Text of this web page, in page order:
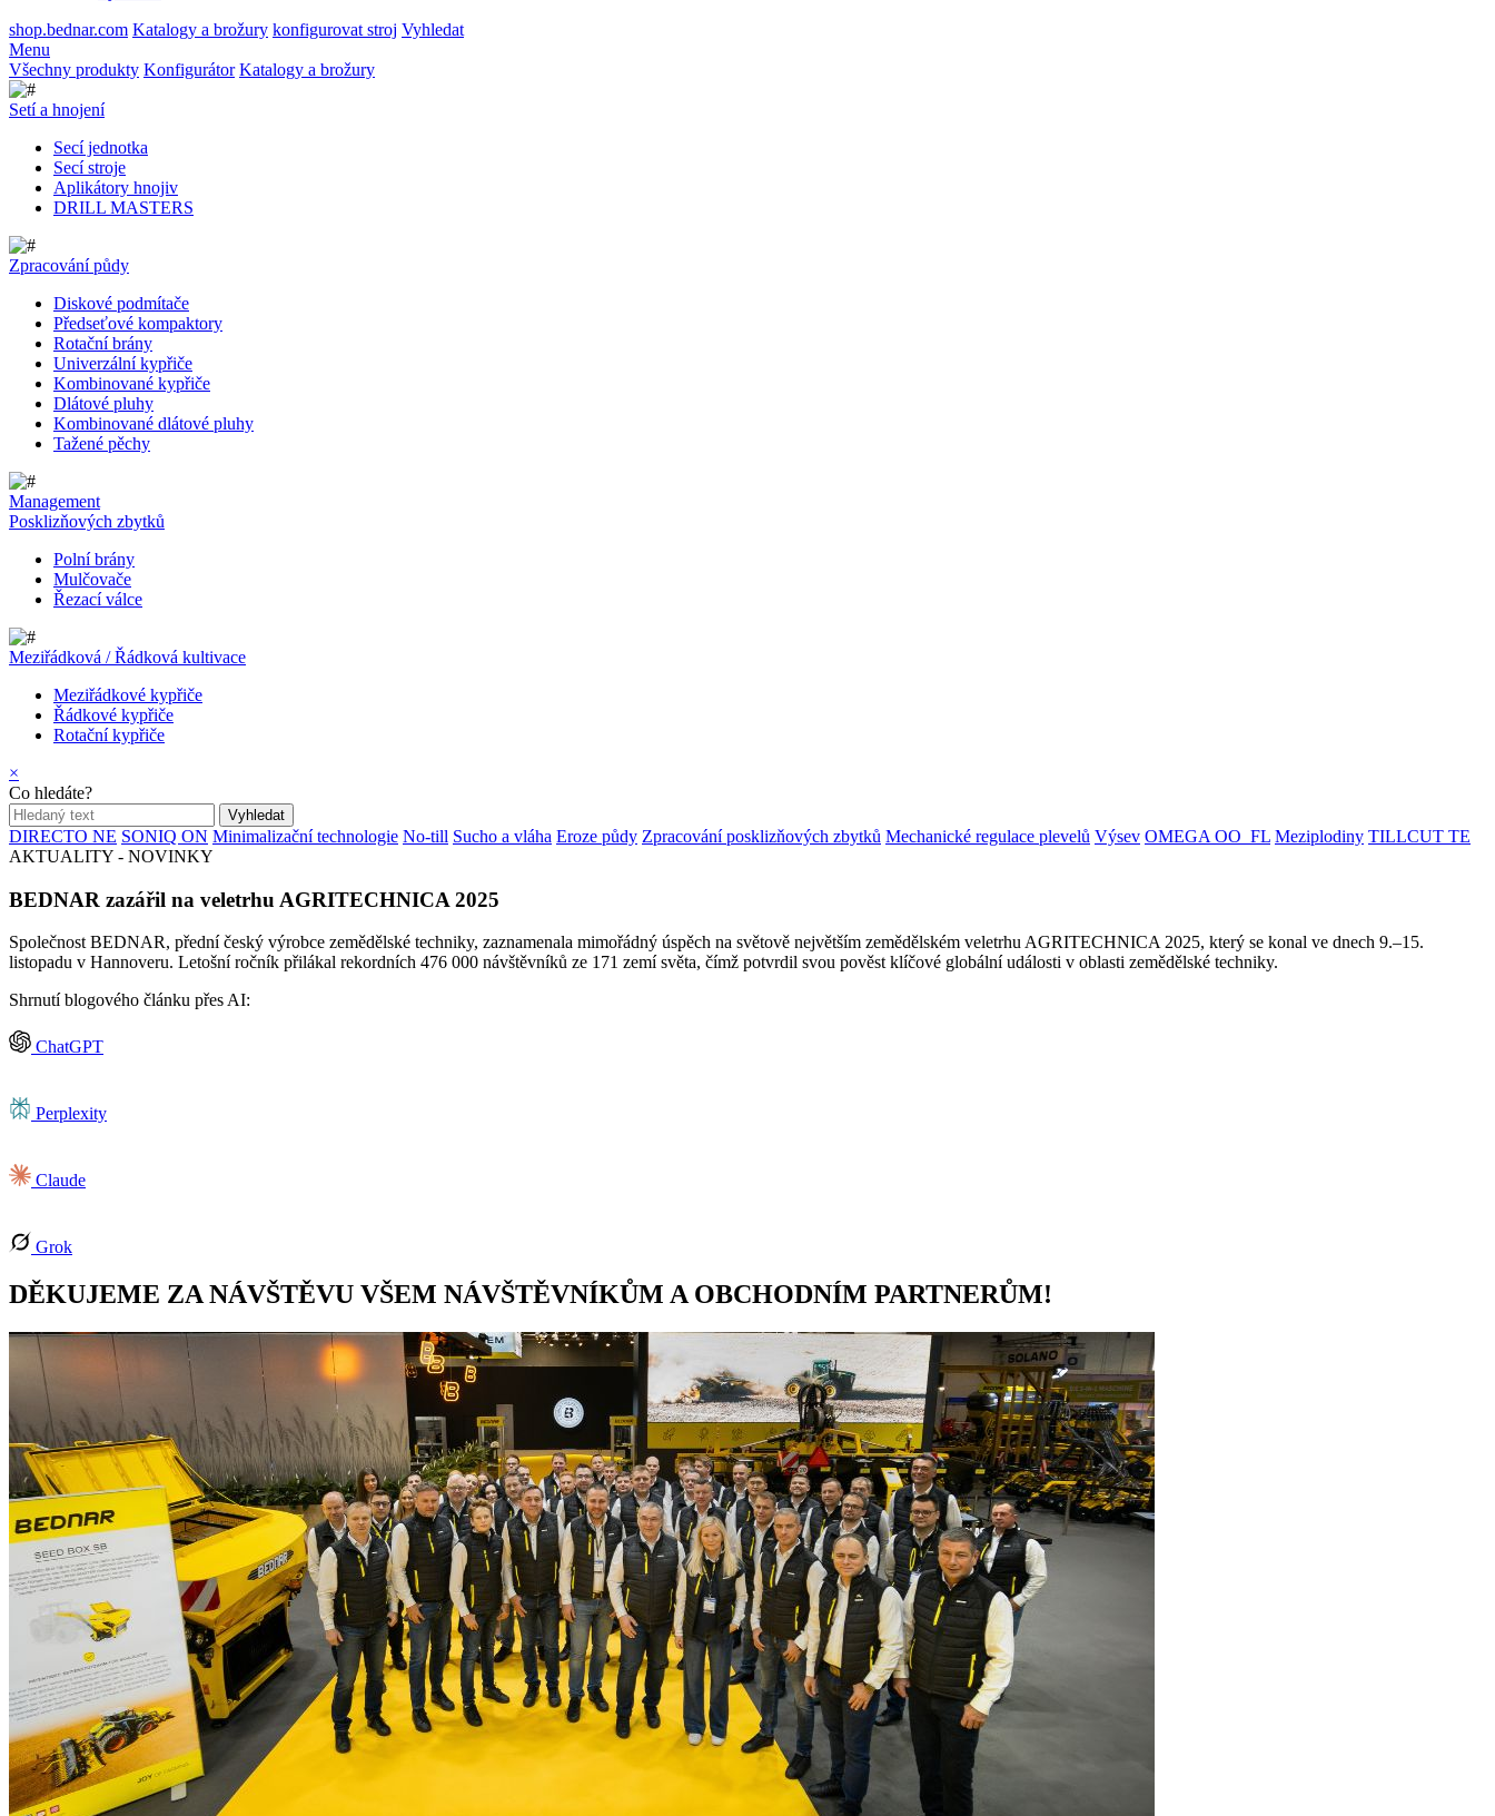
shop.bednar.com Katalogy a brožury konfigurovat stroj Vyhledat
Menu
Všechny produkty Konfigurátor Katalogy a brožury
Setí a hnojení
Secí jednotka
Secí stroje
Aplikátory hnojiv
DRILL MASTERS
Zpracování půdy
Diskové podmítače
Předseťové kompaktory
Rotační brány
Univerzální kypřiče
Kombinované kypřiče
Dlátové pluhy
Kombinované dlátové pluhy
Tažené pěchy
Management
Posklizňových zbytků
Polní brány
Mulčovače
Řezací válce
Meziřádková / Řádková kultivace
Meziřádkové kypřiče
Řádkové kypřiče
Rotační kypřiče
×
Co hledáte?
DIRECTO NE SONIQ ON Minimalizační technologie No-till Sucho a vláha Eroze půdy Zpracování posklizňových zbytků Mechanické regulace plevelů Výsev OMEGA OO_FL Meziplodiny TILLCUT TE
AKTUALITY - NOVINKY
BEDNAR zazářil na veletrhu AGRITECHNICA 2025
Společnost BEDNAR, přední český výrobce zemědělské techniky, zaznamenala mimořádný úspěch na světově největším zemědělském veletrhu AGRITECHNICA 2025, který se konal ve dnech 9.–15.
listopadu v Hannoveru. Letošní ročník přilákal rekordních 476 000 návštěvníků ze 171 zemí světa, čímž potvrdil svou pověst klíčové globální události v oblasti zemědělské techniky.
Shrnutí blogového článku přes AI:
ChatGPT
Perplexity
Claude
Grok
DĚKUJEME ZA NÁVŠTĚVU VŠEM NÁVŠTĚVNÍKŮM A OBCHODNÍM PARTNERŮM!